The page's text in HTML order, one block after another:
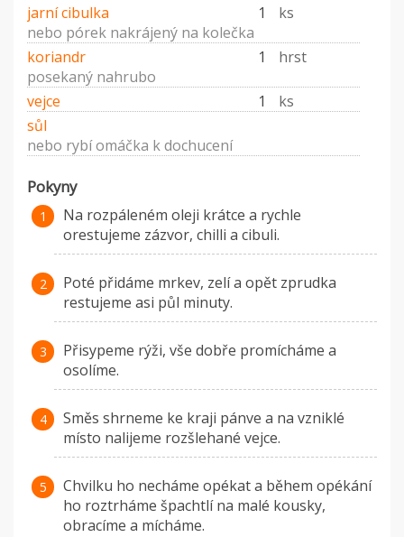
jarní cibulka
1
ks
nebo pórek nakrájený na kolečka
koriandr
1
hrst
posekaný nahrubo
vejce
1
ks
sůl
nebo rybí omáčka k dochucení
Pokyny
Na rozpáleném oleji krátce a rychle
orestujeme zázvor, chilli a cibuli.
Poté přidáme mrkev, zelí a opět zprudka
restujeme asi půl minuty.
Přisypeme rýži, vše dobře promícháme a
osolíme.
Směs shrneme ke kraji pánve a na vzniklé
místo nalijeme rozšlehané vejce.
Chvilku ho necháme opékat a během opékání
ho roztrháme špachtlí na malé kousky,
obracíme a mícháme.